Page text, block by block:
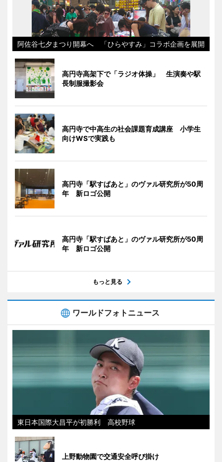
阿佐谷七夕まつり開幕へ 「ひらやすみ」コラボ企画を展開
高円寺高架下で「ラジオ体操」 生演奏や駅
長制服撮影会
高円寺で中高生の社会課題育成講座 小学生
向けWSで実践も
高円寺「駅すぱあと」のヴァル研究所が50周
年 新ロゴ公開
高円寺「駅すぱあと」のヴァル研究所が50周
年 新ロゴ公開
もっと見る
ワールドフォトニュース
東日本国際大昌平が初勝利 高校野球
上野動物園で交通安全呼び掛け